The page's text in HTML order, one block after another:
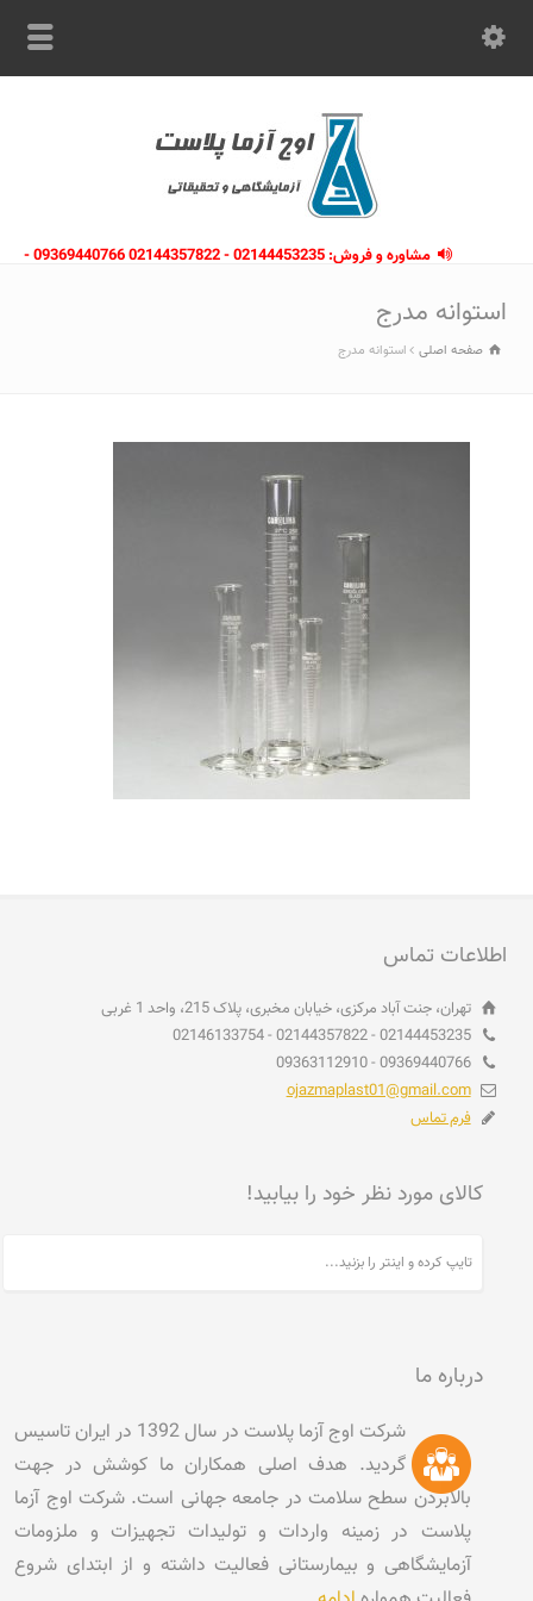
مشاوره و فروش: 02144453235 - 02144357822 09369440766 -
استوانه مدرج
صفحه اصلی استوانه مدرج
اطلاعات تماس
تهران، جنت آباد مرکزی، خیابان مخبری، پلاک 215، واحد 1 غربی
02144453235 - 02144357822 - 02146133754
09369440766 - 09363112910
ojazmaplast01@gmail.com
فرم تماس
کالای مورد نظر خود را بیابید!
درباره ما
شرکت اوج آزما پلاست در سال 1392 در ایران تاسیس
گردید. هدف اصلی همکاران ما کوشش در جهت
بالابردن سطح سلامت در جامعه جهانی است. شرکت اوج آزما
پلاست در زمینه واردات و تولیدات تجهیزات و ملزومات
آزمایشگاهی و بیمارستانی فعالیت داشته و از ابتدای شروع